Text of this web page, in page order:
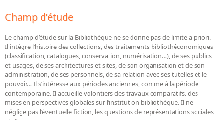
Directeurs de la Bibliothèque nationale du XIVe siècle à nos jours
Listes et biographies des directeurs de départements
Implantations de la Bibliothèque nationale de France
Le fil de l'histoire (frise chonologique)
La Bibliothèque nationale de France à livre ouvert
Richelieu, Bibliothèques - Musée - Galeries
Gallica - Son histoire
Champ d’étude
Le champ d’étude sur la Bibliothèque ne se donne pas de limite a priori.
Il intègre l’histoire des collections, des traitements bibliothéconomiques
(classification, catalogues, conservation, numérisation…), de ses publics
et usages, de ses architectures et sites, de son organisation et de son
administration, de ses personnels, de sa relation avec ses tutelles et le
pouvoir… Il s’intéresse aux périodes anciennes, comme à la période
contemporaine. Il accueille volontiers des travaux comparatifs, des
mises en perspectives globales sur l’institution bibliothèque. Il ne
néglige pas l’éventuelle fiction, les questions de représentations sociales